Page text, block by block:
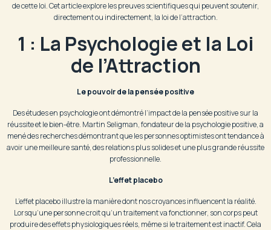
de cette loi. Cet article explore les preuves scientifiques qui peuvent soutenir,
directement ou indirectement, la loi de l’attraction.
1 : La Psychologie et la Loi
de l’Attraction
Le pouvoir de la pensée positive
Des études en psychologie ont démontré l’impact de la pensée positive sur la
réussite et le bien-être. Martin Seligman, fondateur de la psychologie positive, a
mené des recherches démontrant que les personnes optimistes ont tendance à
avoir une meilleure santé, des relations plus solides et une plus grande réussite
professionnelle.
L’effet placebo
L’effet placebo illustre la manière dont nos croyances influencent la réalité.
Lorsqu’une personne croit qu’un traitement va fonctionner, son corps peut
produire des effets physiologiques réels, même si le traitement est inactif. Cela